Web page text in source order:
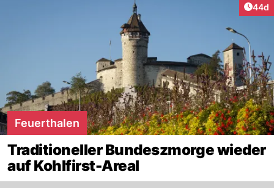
44d
Feuerthalen
Traditioneller Bundeszmorge wieder
auf Kohlfirst-Areal